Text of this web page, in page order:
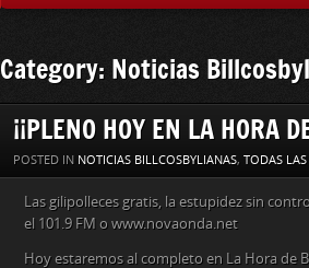
Category: Noticias
¡¡PLENO HOY EN LA HORA
POSTED IN NOTICIAS BILLCOSBYLIANAS, TODAS
Las gilipolleces gratis, la estupidez sin
el 101.9 FM o www.novaonda.net
Hoy estaremos al completo en La Hora de